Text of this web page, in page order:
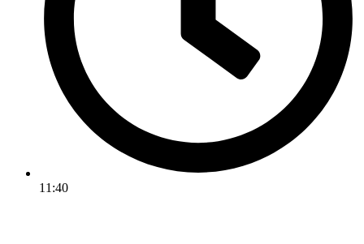
11:40